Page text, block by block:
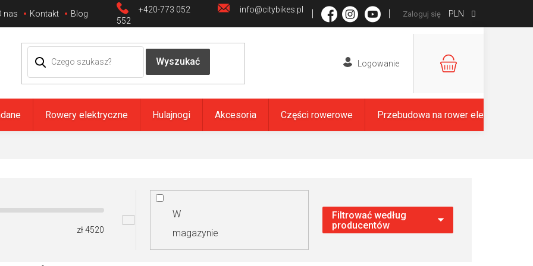
+420-773 052
552
info@citybikes.pl
nas Kontakt Blog PLN
Zaloguj się
KOSZYK
Rowery elektryczne Hulajnogi Akcesoria Części rowerowe Przebudowa na rower elektryczny
zł4520
W
magazynie